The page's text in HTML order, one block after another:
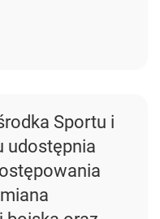
Sportu i
udostępnia